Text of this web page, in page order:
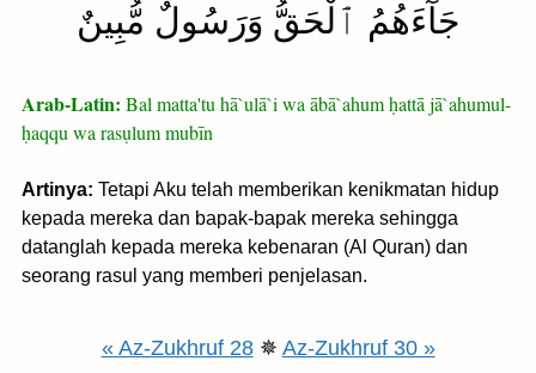
جَآءَهُمُ ٱلْحَقُّ وَرَسُولٌ مُّبِينٌ
Arab-Latin: Bal matta'tu hā`ulā`i wa ābā`ahum ḥattā jā`ahumul-
ḥaqqu wa rasụlum mubīn
Artinya: Tetapi Aku telah memberikan kenikmatan hidup
kepada mereka dan bapak-bapak mereka sehingga
datanglah kepada mereka kebenaran (Al Quran) dan
seorang rasul yang memberi penjelasan.
« Az-Zukhruf 28✵ Az-Zukhruf 30 »